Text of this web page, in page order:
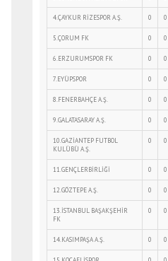
4.ÇAYKUR RİZESPOR A.Ş. 0 0
5.ÇORUM FK 0 0
6.ERZURUMSPOR FK 0 0
7.EYÜPSPOR 0 0
8.FENERBAHÇE A.Ş. 0 0
9.GALATASARAY A.Ş. 0 0
10.GAZİANTEP FUTBOL
KULÜBÜ A.Ş.
0 0
11.GENÇLERBİRLİĞİ 0 0
12.GÖZTEPE A.Ş. 0 0
13.İSTANBUL BAŞAKŞEHİR
FK
0 0
14.KASIMPAŞA A.Ş. 0 0